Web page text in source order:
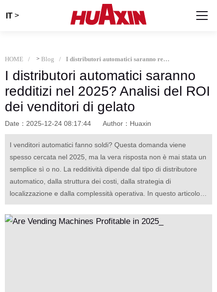
IT >
HOME > Blog I distributori automatici saranno redditizi nel 2025? Analisi del ROI dei venditori di gelato
I distributori automatici saranno
redditizi nel 2025? Analisi del ROI
dei venditori di gelato
Date：2025-12-24 08:17:44 Author：Huaxin
I venditori automatici fanno soldi? Questa domanda viene
spesso cercata nel 2025, ma la vera risposta non è mai stata un
semplice sì o no. La redditività dipende dal tipo di distributore
automatico, dalla struttura dei costi, dalla strategia di
localizzazione e dalla complessità operativa. In questo articolo,
prendiamo i distributori automatici di gelato come un caso di
riferimento per suddividere i loro costi effettivi, il modello di